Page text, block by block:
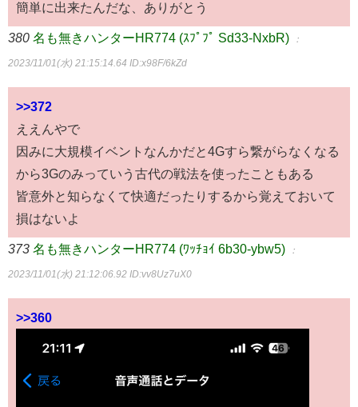
簡単に出来たんだな、ありがとう
380 名も無きハンターHR774 (ｽﾌﾟﾌﾟ Sd33-NxbR) ：
2023/11/01(水) 21:15:14.64 ID:x98F/6kZd
>>372
ええんやで
因みに大規模イベントなんかだと4Gすら繋がらなくなる
から3Gのみっていう古代の戦法を使ったこともある
皆意外と知らなくて快適だったりするから覚えておいて
損はないよ
373 名も無きハンターHR774 (ﾜｯﾁｮｲ 6b30-ybw5) ：
2023/11/01(水) 21:12:06.92 ID:vv8Uz7uX0
>>360